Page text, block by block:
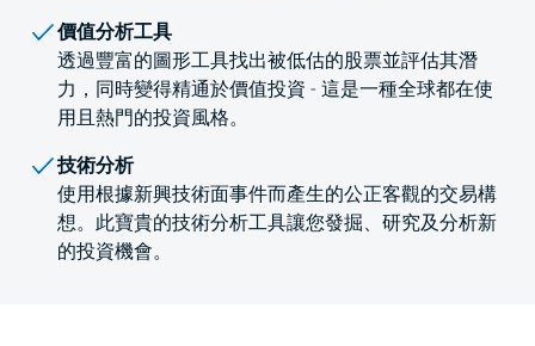
價值分析工具
透過豐富的圖形工具找出被低估的股票並評估其潛
力，同時變得精通於價值投資 - 這是一種全球都在使
用且熱門的投資風格。
技術分析
使用根據新興技術面事件而產生的公正客觀的交易構
想。此寶貴的技術分析工具讓您發掘、研究及分析新
的投資機會。